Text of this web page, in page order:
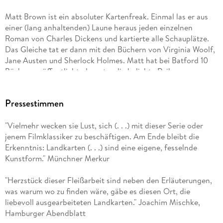
Matt Brown ist ein absoluter Kartenfreak. Einmal las er aus
einer (lang anhaltenden) Laune heraus jeden einzelnen
Roman von Charles Dickens und kartierte alle Schauplätze.
Das Gleiche tat er dann mit den Büchern von Virginia Woolf,
Jane Austen und Sherlock Holmes. Matt hat bei Batford 10
Bücher veröffentlicht, darunter die beliebte Reihe
Mitautor (Texte und Karten) des kartografischen Reiseführers
Londonist Mapped
Travel Book of the Year Award ausgezeichnet wurde. Auch die
Karten in Patricia Bracewells drei historischen Romanen über
Emma von der Normandie, beginnend mit
Pressestimmen
"Vielmehr wecken sie Lust, sich (. . .) mit dieser Serie oder
jenem Filmklassiker zu beschäftigen. Am Ende bleibt die
Erkenntnis: Landkarten (. . .) sind eine eigene, fesselnde
Kunstform." Münchner Merkur
"Herzstück dieser Fleißarbeit sind neben den Erläuterungen,
was warum wo zu finden wäre, gäbe es diesen Ort, die
liebevoll ausgearbeiteten Landkarten." Joachim Mischke,
Hamburger Abendblatt